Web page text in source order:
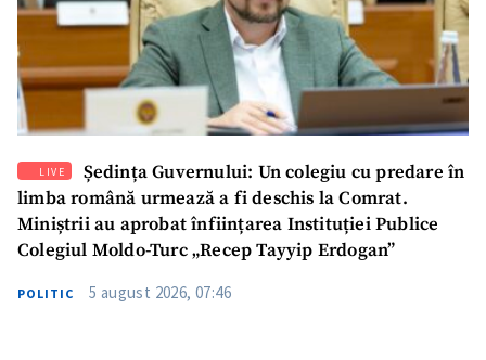
LIVE
Ședința Guvernului: Un colegiu cu predare în
limba română urmează a fi deschis la Comrat.
Miniștrii au aprobat înființarea Instituției Publice
Colegiul Moldo-Turc „Recep Tayyip Erdogan”
POLITIC 5 august 2026, 07:46